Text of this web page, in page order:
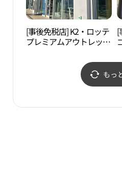
[事後免税店] K2・ロッテ
プレミアムアウトレット
데프리미엄아울렛 김해
[
もっ